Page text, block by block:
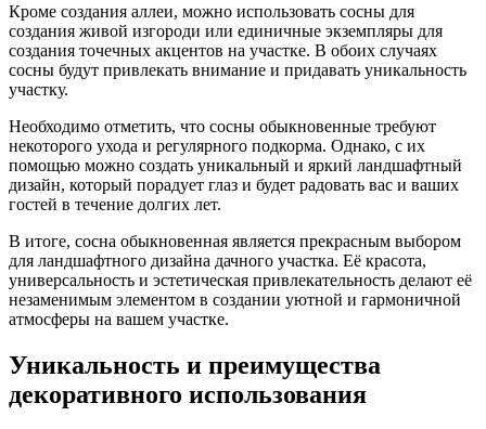
Кроме создания аллеи, можно использовать сосны для
создания живой изгороди или единичные экземпляры для
создания точечных акцентов на участке. В обоих случаях
сосны будут привлекать внимание и придавать уникальность
участку.
Необходимо отметить, что сосны обыкновенные требуют
некоторого ухода и регулярного подкорма. Однако, с их
помощью можно создать уникальный и яркий ландшафтный
дизайн, который порадует глаз и будет радовать вас и ваших
гостей в течение долгих лет.
В итоге, сосна обыкновенная является прекрасным выбором
для ландшафтного дизайна дачного участка. Её красота,
универсальность и эстетическая привлекательность делают её
незаменимым элементом в создании уютной и гармоничной
атмосферы на вашем участке.
Уникальность и преимущества
декоративного использования